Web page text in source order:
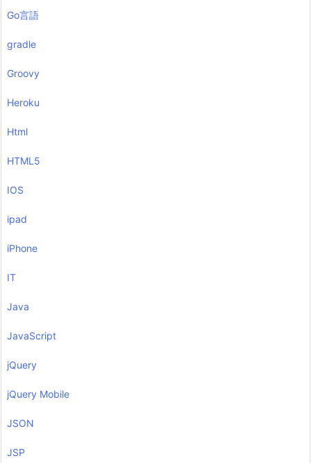
Go言語
gradle
Groovy
Heroku
Html
HTML5
IOS
ipad
iPhone
IT
Java
JavaScript
jQuery
jQuery Mobile
JSON
JSP